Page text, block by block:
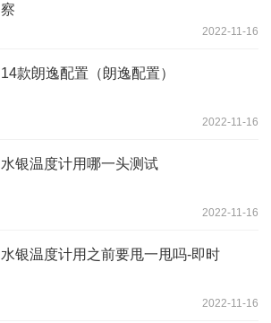
察
2022-11-16
14款朗逸配置（朗逸配置）
2022-11-16
水银温度计用哪一头测试
2022-11-16
水银温度计用之前要甩一甩吗-即时
2022-11-16